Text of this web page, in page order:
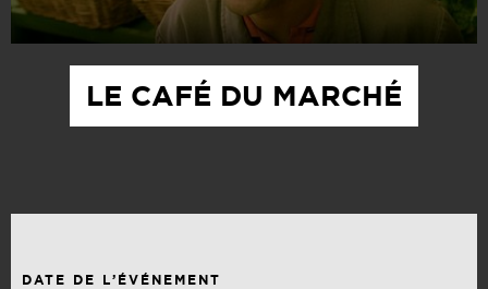
LE CAFÉ DU MARCHÉ
DATE DE L’ÉVÉNEMENT